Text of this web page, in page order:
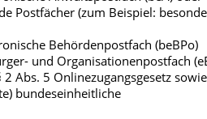
Postfächer (zum Beispiel:
Behördenpostfach (beBPo)
und Organisationenpostfach
Abs. 5 Onlinezugangsgesetz sowie
bundeseinheitliche